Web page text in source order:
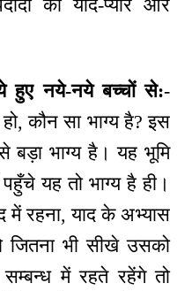
का याद-प्यार और
हुए नये-नये बच्चों से:-
कौन सा भाग्य है? इस
बड़ा भाग्य है। यह भूमि
यह तो भाग्य है ही।
रहना, याद के अभ्यास
जितना भी सीखे उसको
में रहते रहेंगे तो